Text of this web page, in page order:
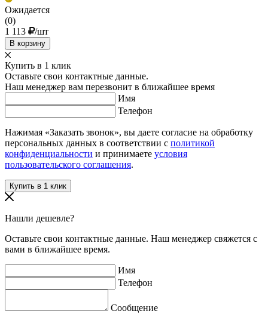
Ожидается
(0)
1 113
/шт
В корзину
Купить в 1 клик
Оставьте свои контактные данные.
Наш менеджер вам перезвонит в ближайшее время
Имя
Телефон
Нажимая «Заказать звонок», вы даете согласие на обработку
персональных данных в соответствии с политикой
конфиденциальности и принимаете условия
пользовательского соглашения.
Нашли дешевле?
Оставьте свои контактные данные. Наш менеджер свяжется с
вами в ближайшее время.
Имя
Телефон
Сообщение